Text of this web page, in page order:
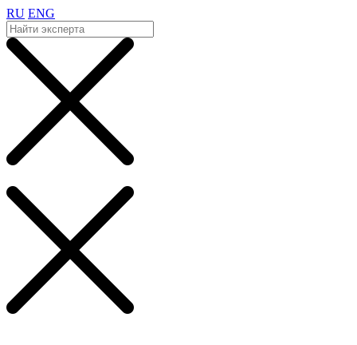
RU ENG